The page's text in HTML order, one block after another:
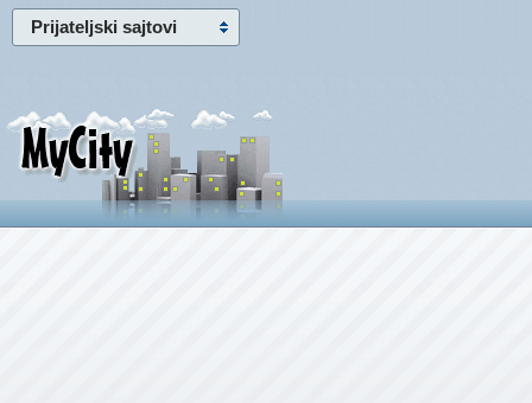
Prijateljski sajtovi